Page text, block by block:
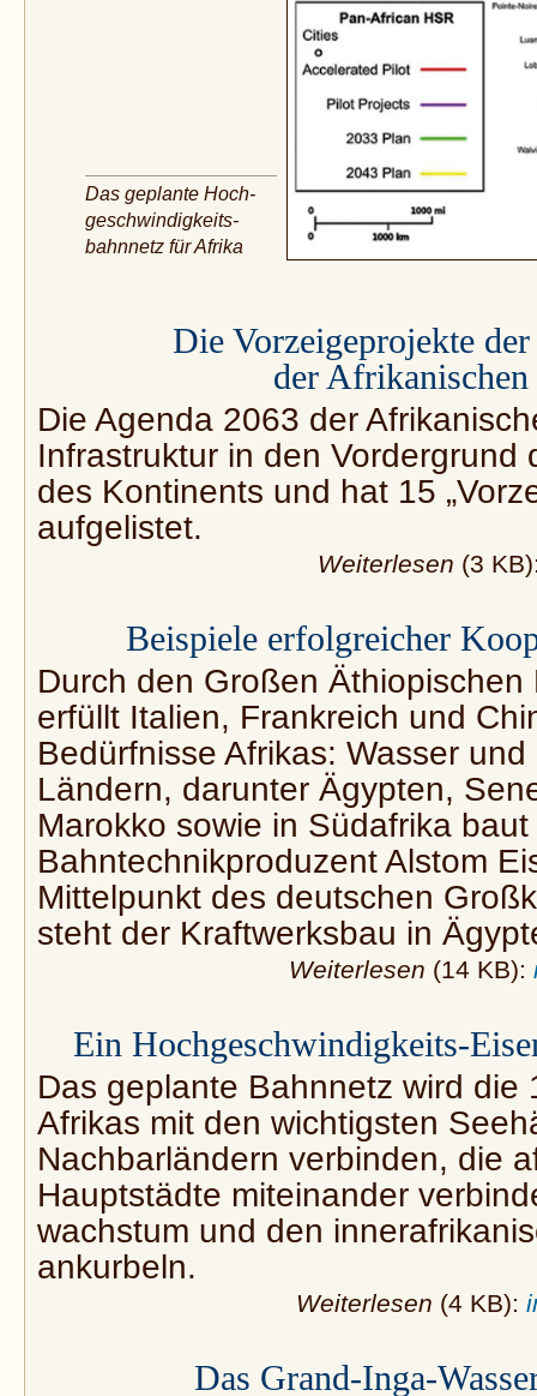
Das geplante Hoch­
geschwindigkeits­
bahnnetz für Afrika
Die Vorzeigeprojekte
der
Die Agenda 2063 der
Infrastruktur in den Vordergrund
des Kontinents und hat 15
aufgelistet.
Weiterlesen (3
Beispiele erfolgreicher
Durch den Großen Äthiopischen
erfüllt Italien, Frankreich und
Bedürfnisse Afrikas: Wasser
Ländern, darunter Ägypten,
Marokko sowie in Südafrika
Bahntechnikproduzent Alstom
Mittelpunkt des deutschen
steht der Kraftwerksbau in
Weiterlesen (14 KB):
Ein Hochgeschwindigkeits-
Das geplante Bahnnetz wird die
Afrikas mit den wichtigsten
Nachbarländern verbinden, die
Hauptstädte miteinander
wachstum und den
ankurbeln.
Weiterlesen (4 KB):
Das Grand-Inga-